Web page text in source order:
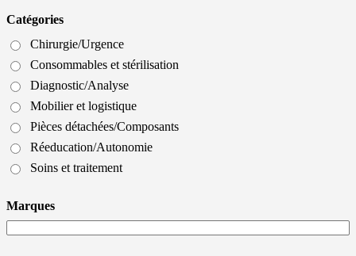
Catégories
Chirurgie/Urgence
Consommables et stérilisation
Diagnostic/Analyse
Mobilier et logistique
Pièces détachées/Composants
Réeducation/Autonomie
Soins et traitement
Marques